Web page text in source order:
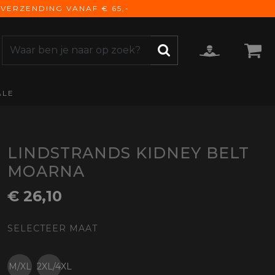
VANAF € 65,-
LINDSTRANDS KIDNEY BELT
MOARNA
€ 26,10
SELECTEER MAAT
M/XL 2XL/4XL